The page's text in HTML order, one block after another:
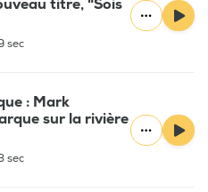
titre, "Sois
sec
: Mark
sur la rivière
sec